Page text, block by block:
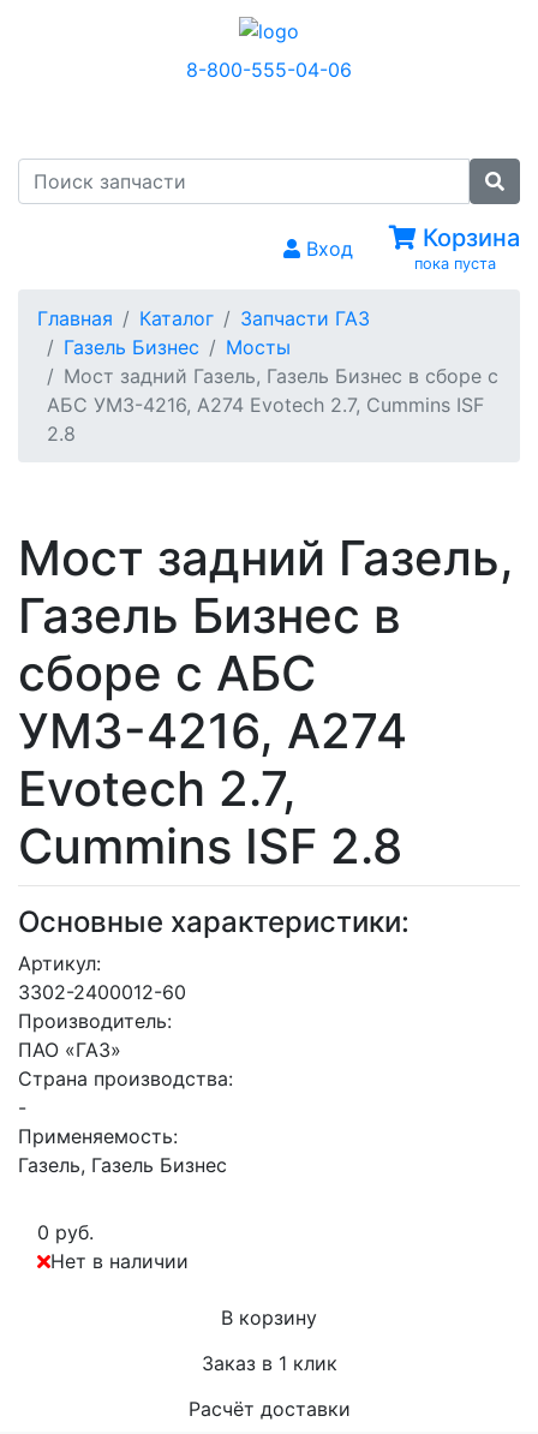
8-800-555-04-06
Вход Корзина
пока пуста
Главная Каталог
Запчасти ГАЗ
Газель Бизнес
Мосты
Мост задний Газель, Газель Бизнес в сборе с
АБС УМЗ-4216, А274 Evotech 2.7, Сummins ISF
2.8
Мост задний Газель,
Газель Бизнес в
сборе с АБС
УМЗ-4216, А274
Evotech 2.7,
Сummins ISF 2.8
Основные характеристики:
Артикул:
3302-2400012-60
Производитель:
ПАО «ГАЗ»
Страна производства:
-
Применяемость:
Газель, Газель Бизнес
0 руб.
Нет в наличии
В корзину
Заказ в 1 клик
Расчёт доставки